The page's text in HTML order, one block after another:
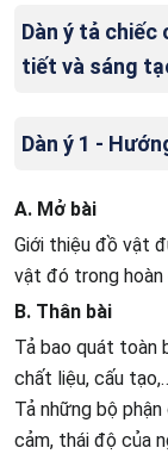
Dàn ý tả chiếc
tiết và sáng
Dàn ý 1 -
A. Mở bài
Giới thiệu đồ vật
vật đó trong hoàn
B. Thân bài
Tả bao quát toàn
chất liệu, cấu
Tả những bộ
cảm, thái độ của